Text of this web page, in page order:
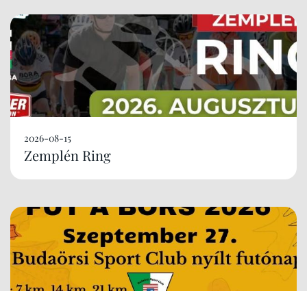
2026-08-15
Zemplén Ring